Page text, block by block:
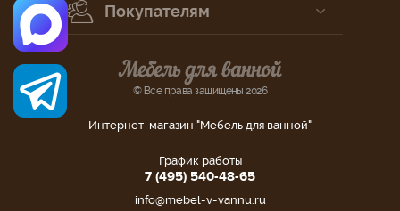
Покупателям
© Все права защищены 2026
Интернет-магазин "Мебель для ванной"
График работы
7 (495) 540-48-65
info@mebel-v-vannu.ru